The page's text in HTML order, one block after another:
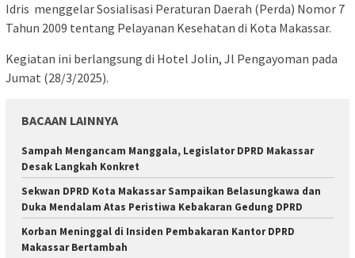
Idris menggelar Sosialisasi Peraturan Daerah (Perda) Nomor 7
Tahun 2009 tentang Pelayanan Kesehatan di Kota Makassar.
Kegiatan ini berlangsung di Hotel Jolin, Jl Pengayoman pada
Jumat (28/3/2025).
BACAAN LAINNYA
Sampah Mengancam Manggala, Legislator DPRD Makassar
Desak Langkah Konkret
Sekwan DPRD Kota Makassar Sampaikan Belasungkawa dan
Duka Mendalam Atas Peristiwa Kebakaran Gedung DPRD
Korban Meninggal di Insiden Pembakaran Kantor DPRD
Makassar Bertambah